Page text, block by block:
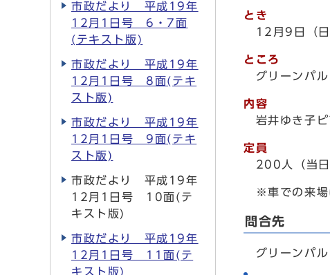
とき
12月9日（
ところ
グリーンパル
内容
岩井ゆき子
定員
200人（当日
※車での来場
問合先
グリーンパ
市政だより 平成19年
12月1日号 6・7面
(テキスト版)
市政だより 平成19年
12月1日号 8面(テキ
スト版)
市政だより 平成19年
12月1日号 9面(テキ
スト版)
市政だより 平成19年
12月1日号 10面(テ
キスト版)
市政だより 平成19年
12月1日号 11面(テ
キスト版)